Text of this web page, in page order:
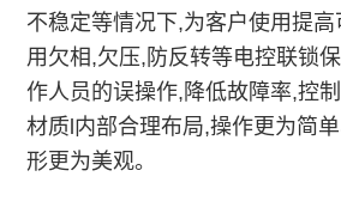
不稳定等情况下,为客户使用提
用欠相,欠压,防反转等电控联锁
作人员的误操作,降低故障率,控
材质l内部合理布局,操作更为简
形更为美观。